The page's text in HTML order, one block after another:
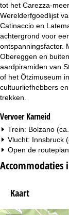
tot het Carezza-
Werelderfgoedlijst
Catinaccio en
achtergrond voor
ontspanningsfactor.
Obereggen en
aardpiramiden van
of het Ötzimuseum
cultuurliefhebbers
trekken.
Vervoer Karneid
Trein: Bolzano
Vlucht: Innsbruck
Open de
Accommodaties
Kaart